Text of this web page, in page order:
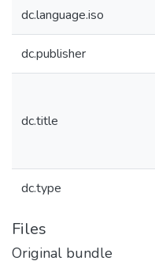
dc.language.iso
dc.publisher
dc.title
dc.type
Files
Original bundle